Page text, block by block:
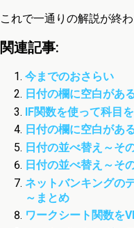
これで一通りの解説が終わ
関連記事:
今までのおさらい
日付の欄に空白があ
IF関数を使って科目
日付の欄に空白があ
日付の並べ替え～
日付の並べ替え～
ネットバンキングの
～まとめ
ワークシート関数を